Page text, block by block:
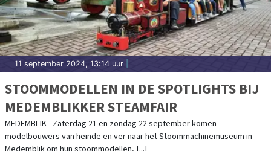
11 september 2024, 13:14 uur
STOOMMODELLEN IN DE SPOTLIGHTS BIJ
MEDEMBLIKKER STEAMFAIR
MEDEMBLIK - Zaterdag 21 en zondag 22 september komen
modelbouwers van heinde en ver naar het Stoommachinemuseum in
Medemblik om hun stoommodellen, [...]